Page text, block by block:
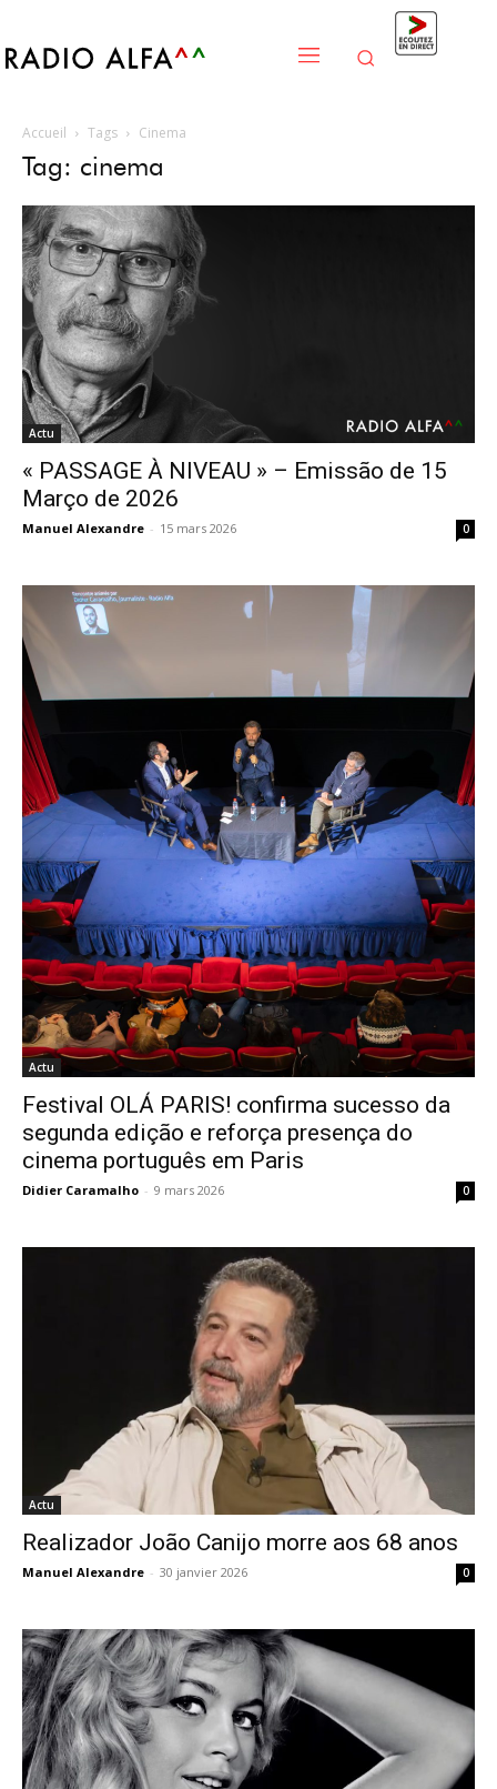
Accueil Tags Cinema
Tag: cinema
Actu
« PASSAGE À NIVEAU » – Emissão de 15
Março de 2026
Manuel Alexandre - 15 mars 2026 0
Actu
Festival OLÁ PARIS! confirma sucesso da
segunda edição e reforça presença do
cinema português em Paris
Didier Caramalho - 9 mars 2026 0
Actu
Realizador João Canijo morre aos 68 anos
Manuel Alexandre - 30 janvier 2026 0